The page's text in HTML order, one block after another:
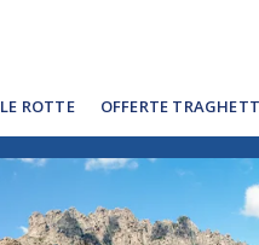
LE ROTTE OFFERTE